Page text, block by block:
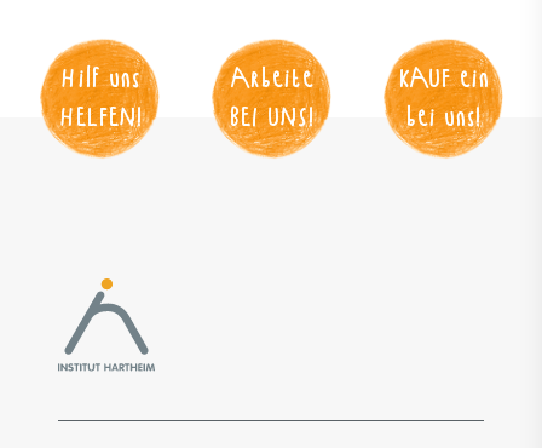
Hilf uns
HELFEN!
Arbeite
BEI UNS!
KAUF ein
bei uns!